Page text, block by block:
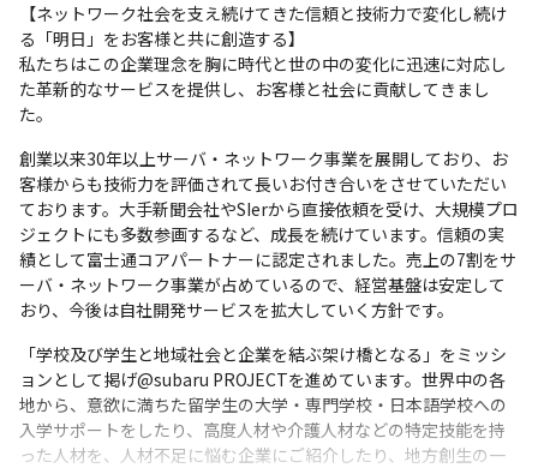
【ネットワーク社会を支え続けてきた信頼と技術力で変化し続け
る「明日」をお客様と共に創造する】
私たちはこの企業理念を胸に時代と世の中の変化に迅速に対応し
た革新的なサービスを提供し、お客様と社会に貢献してきまし
た。
創業以来30年以上サーバ・ネットワーク事業を展開しており、お
客様からも技術力を評価されて長いお付き合いをさせていただい
ております。大手新聞会社やSIerから直接依頼を受け、大規模プロ
ジェクトにも多数参画するなど、成長を続けています。信頼の実
績として富士通コアパートナーに認定されました。売上の7割をサ
ーバ・ネットワーク事業が占めているので、経営基盤は安定して
おり、今後は自社開発サービスを拡大していく方針です。
「学校及び学生と地域社会と企業を結ぶ架け橋となる」をミッシ
ョンとして掲げ@subaru PROJECTを進めています。世界中の各
地から、意欲に満ちた留学生の大学・専門学校・日本語学校への
入学サポートをしたり、高度人材や介護人材などの特定技能を持
った人材を、人材不足に悩む企業にご紹介したり、地方創生の一